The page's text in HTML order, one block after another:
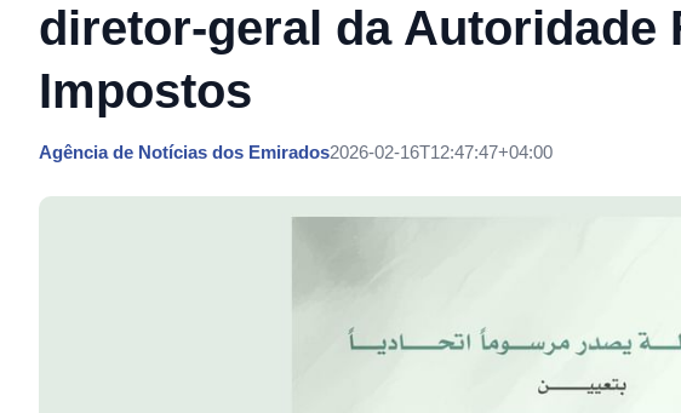
diretor-geral da Autoridade
Impostos
Agência de Notícias dos Emirados2026-02-16T12:47:47+04:00